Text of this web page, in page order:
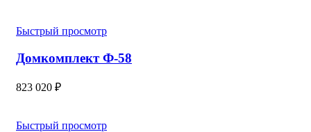
Быстрый просмотр
Домкомплект Ф-58
823 020 ₽
Быстрый просмотр